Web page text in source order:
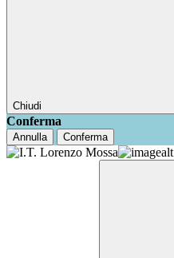
Chiudi
Conferma
Annulla Conferma